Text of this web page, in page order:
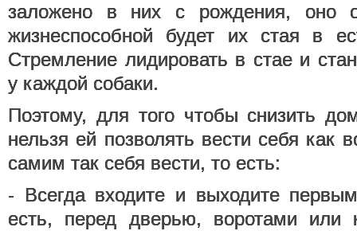
заложено в них с рождения, оно
жизнеспособной будет их стая в
Стремление лидировать в стае и
у каждой собаки.
Поэтому, для того чтобы снизить
нельзя ей позволять вести себя как
самим так себя вести, то есть:
- Всегда входите и выходите
есть, перед дверью, воротами или